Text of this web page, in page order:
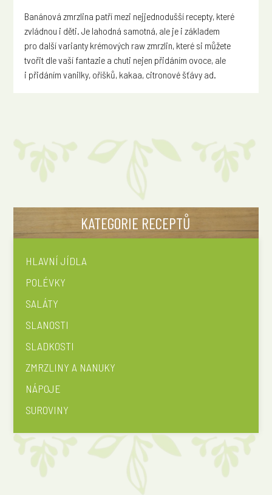
Banánová zmrzlina patří mezi nejjednodušší recepty, které
zvládnou i děti. Je lahodná samotná, ale je i základem
pro další varianty krémových raw zmrzlin, které si můžete
tvořit dle vaší fantazie a chuti nejen přidáním ovoce, ale
i přidáním vanilky, oříšků, kakaa, citronové šťávy ad.
KATEGORIE RECEPTŮ
HLAVNÍ JÍDLA
POLÉVKY
SALÁTY
SLANOSTI
SLADKOSTI
ZMRZLINY A NANUKY
NÁPOJE
SUROVINY